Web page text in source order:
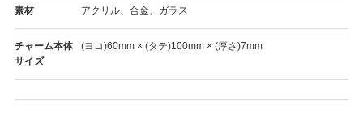
素材 アクリル、合金、ガラス
チャーム本体
サイズ
(ヨコ)60mm × (タテ)100mm × (厚さ)7mm